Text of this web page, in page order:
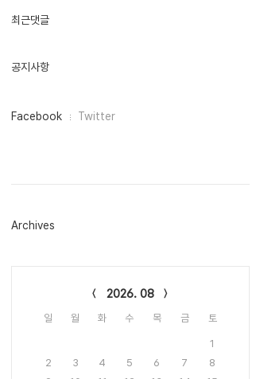
인
최근댓글
공지사항
페
그
Facebook Twitter
Archives
2026. 08
일 월 화 수 목 금 토
1
2
3 4 5 6 7
8